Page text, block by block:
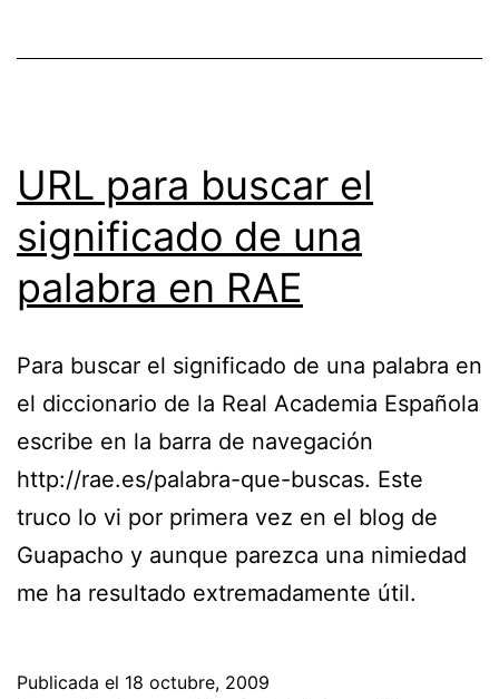
URL para buscar el
significado de una
palabra en RAE
Para buscar el significado de una palabra en
el diccionario de la Real Academia Española
escribe en la barra de navegación
http://rae.es/palabra-que-buscas. Este
truco lo vi por primera vez en el blog de
Guapacho y aunque parezca una nimiedad
me ha resultado extremadamente útil.
Publicada el 18 octubre, 2009